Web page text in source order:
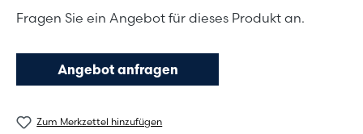
Fragen Sie ein Angebot für dieses Produkt an.
Angebot anfragen
Zum Merkzettel hinzufügen